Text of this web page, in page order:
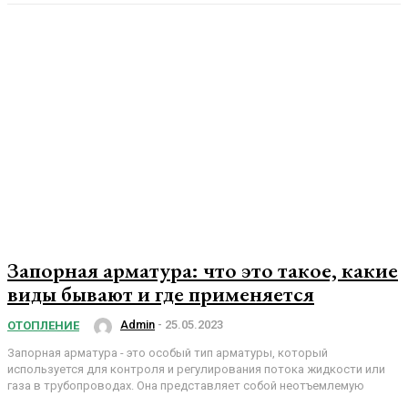
Запорная арматура: что это такое, какие
виды бывают и где применяется
ОТОПЛЕНИЕ Admin - 25.05.2023
Запорная арматура - это особый тип арматуры, который
используется для контроля и регулирования потока жидкости или
газа в трубопроводах. Она представляет собой неотъемлемую